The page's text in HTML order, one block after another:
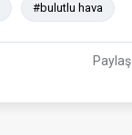
#bulutlu hava
Paylaş